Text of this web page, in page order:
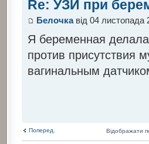
Re: УЗИ при
Белочкавід 04 листопада
Я беременная
против присутствия
вагинальным
Поперед. Відображати